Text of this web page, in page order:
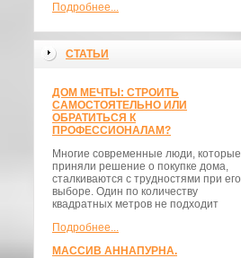
Подробнее...
СТАТЬИ
ДОМ МЕЧТЫ: СТРОИТЬ
САМОСТОЯТЕЛЬНО ИЛИ
ОБРАТИТЬСЯ К
ПРОФЕССИОНАЛАМ?
Многие современные люди, которые
приняли решение о покупке дома,
сталкиваются с трудностями при его
выборе. Один по количеству
квадратных метров не подходит
Подробнее...
МАССИВ АННАПУРНА.